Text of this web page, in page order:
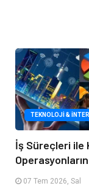
TEKNOLOJI &
İş Süreçleri ile
07 Tem 2026, Sal